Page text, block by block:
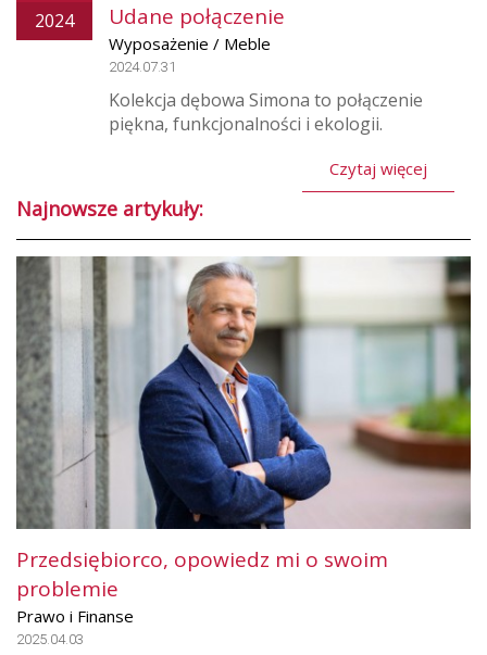
2024
Udane połączenie
Wyposażenie / Meble
2024.07.31
Kolekcja dębowa Simona to połączenie
piękna, funkcjonalności i ekologii.
Czytaj więcej
Najnowsze artykuły:
Przedsiębiorco, opowiedz mi o swoim
problemie
Prawo i Finanse
2025.04.03